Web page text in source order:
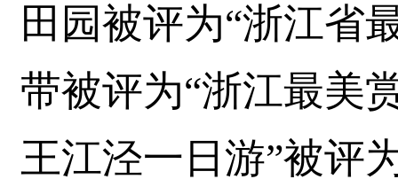
田园被评为“浙江省
带被评为“浙江最美
王江泾一日游”被评